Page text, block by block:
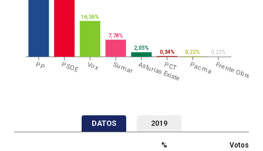
PP PSOE Vox Sumar Asturias Existe
PCT Pacma Frente Obrero
16,36%
7,78%
2,05%
0,34% 0,22% 0,22%
DATOS 2019
% Votos